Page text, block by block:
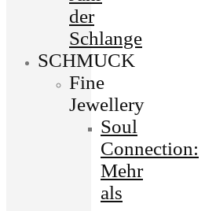
der
Schlange
SCHMUCK
Fine
Jewellery
Soul
Connection:
Mehr
als